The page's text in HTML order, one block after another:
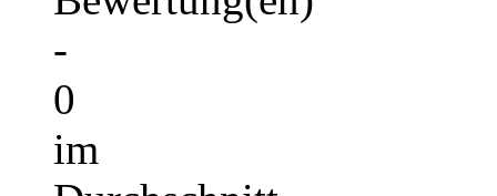
-
0
im